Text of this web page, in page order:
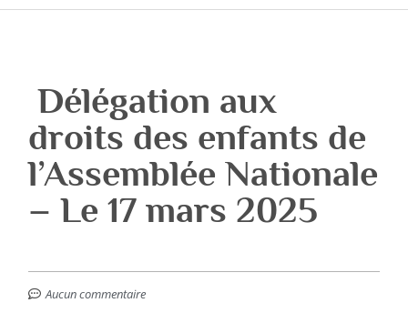
Délégation aux
droits des enfants de
l’Assemblée Nationale
– Le 17 mars 2025
Aucun commentaire